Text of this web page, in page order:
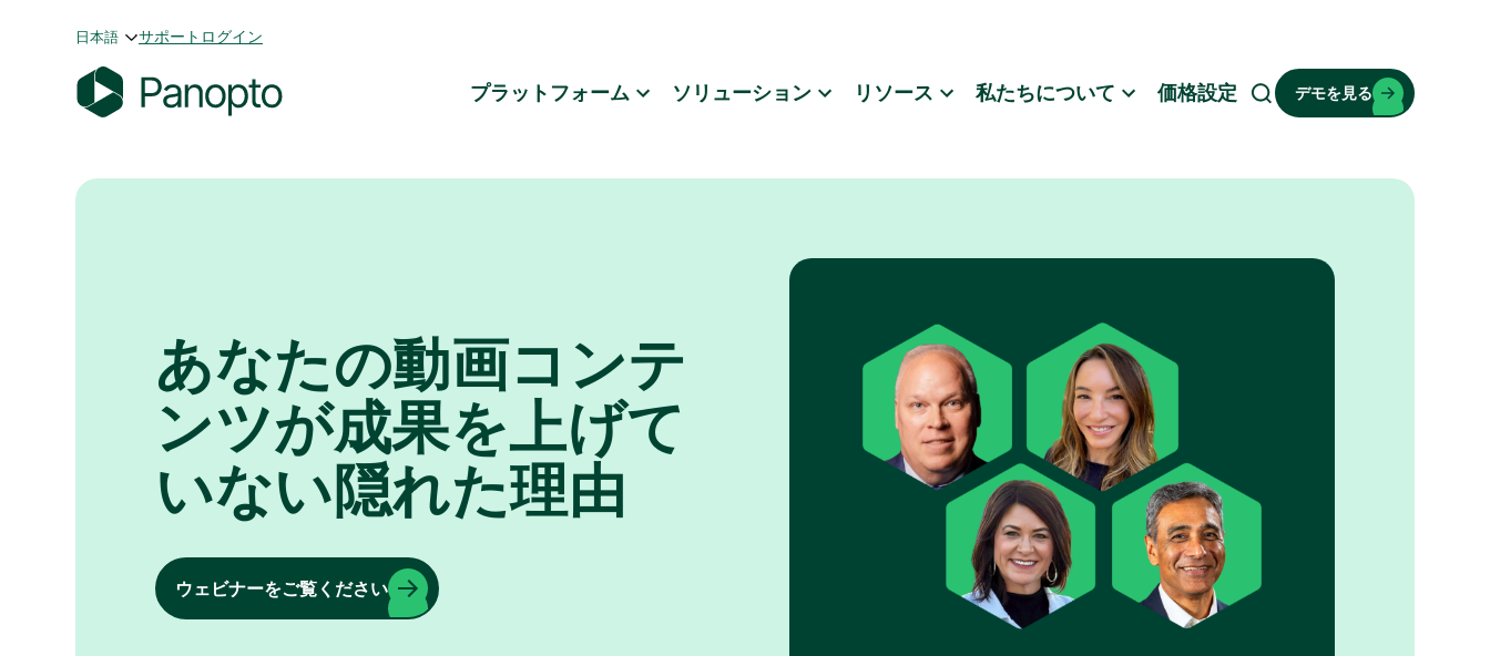
日本語 サポート ログイン
n
プラットフォーム ソリューション リソース 私たちについて 価格設定
検
デモを見る
あなたの動画コンテ
ンツが成果を上げて
いない隠れた理由
ウェビナーをご覧ください